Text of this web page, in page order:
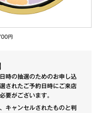
円
時の抽選のためのお申し込
されたご予約日時にご来店
要がございます。
キャンセルされたものと判